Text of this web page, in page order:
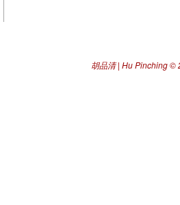
胡品清 | Hu Pinching©